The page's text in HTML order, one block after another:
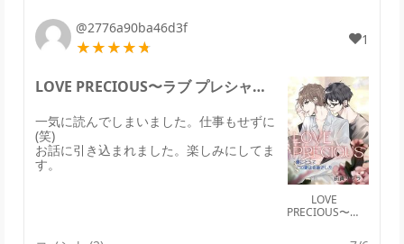
@2776a90ba46d3f
1
LOVE PRECIOUS〜ラブ プレシャスのレビュー
一気に読んでしまいました。仕事もせずに
(笑)
お話に引き込まれました。楽しみにしてま
す。
LOVE
PRECIOUS〜ラ